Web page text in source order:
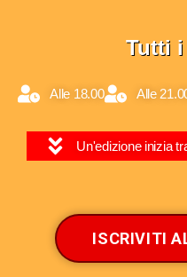
Tutti
Alle 18.00 Alle
Un'edizione inizia
ISCRIVITI